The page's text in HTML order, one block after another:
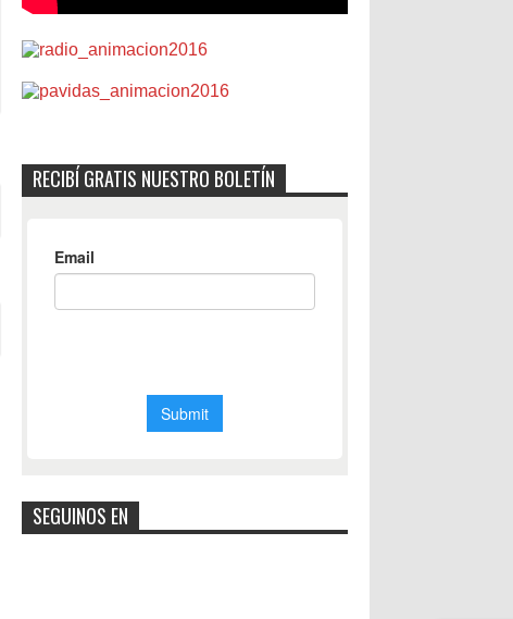
RECIBÍ GRATIS NUESTRO BOLETÍN
SEGUINOS EN